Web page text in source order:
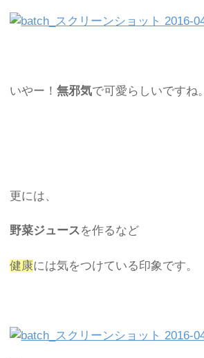
いやー！無邪気で可愛らしいですね。
更には、
野菜ジュースを作るなど
健康には気をつけている印象です。